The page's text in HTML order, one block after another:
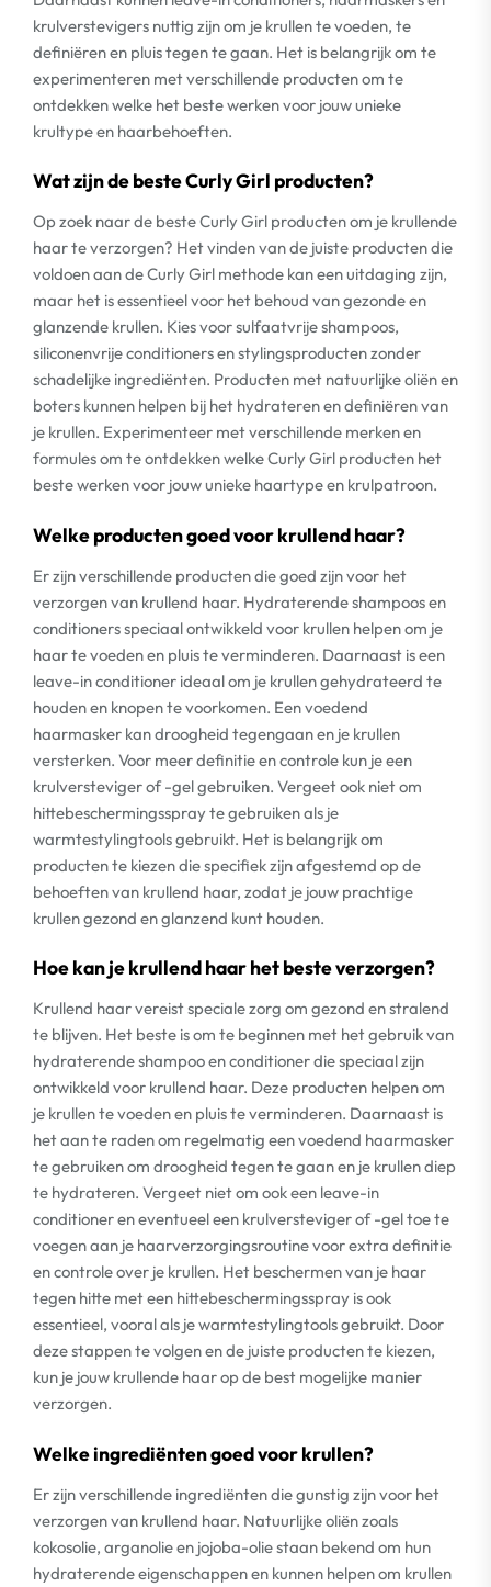
krulverstevigers nuttig zijn om je krullen te voeden, te
definiëren en pluis tegen te gaan. Het is belangrijk om te
experimenteren met verschillende producten om te
ontdekken welke het beste werken voor jouw unieke
krultype en haarbehoeften.
Wat zijn de beste Curly Girl producten?
Op zoek naar de beste Curly Girl producten om je krullende
haar te verzorgen? Het vinden van de juiste producten die
voldoen aan de Curly Girl methode kan een uitdaging zijn,
maar het is essentieel voor het behoud van gezonde en
glanzende krullen. Kies voor sulfaatvrije shampoos,
siliconenvrije conditioners en stylingsproducten zonder
schadelijke ingrediënten. Producten met natuurlijke oliën en
boters kunnen helpen bij het hydrateren en definiëren van
je krullen. Experimenteer met verschillende merken en
formules om te ontdekken welke Curly Girl producten het
beste werken voor jouw unieke haartype en krulpatroon.
Welke producten goed voor krullend haar?
Er zijn verschillende producten die goed zijn voor het
verzorgen van krullend haar. Hydraterende shampoos en
conditioners speciaal ontwikkeld voor krullen helpen om je
haar te voeden en pluis te verminderen. Daarnaast is een
leave-in conditioner ideaal om je krullen gehydrateerd te
houden en knopen te voorkomen. Een voedend
haarmasker kan droogheid tegengaan en je krullen
versterken. Voor meer definitie en controle kun je een
krulversteviger of -gel gebruiken. Vergeet ook niet om
hittebeschermingsspray te gebruiken als je
warmtestylingtools gebruikt. Het is belangrijk om
producten te kiezen die specifiek zijn afgestemd op de
behoeften van krullend haar, zodat je jouw prachtige
krullen gezond en glanzend kunt houden.
Hoe kan je krullend haar het beste verzorgen?
Krullend haar vereist speciale zorg om gezond en stralend
te blijven. Het beste is om te beginnen met het gebruik van
hydraterende shampoo en conditioner die speciaal zijn
ontwikkeld voor krullend haar. Deze producten helpen om
je krullen te voeden en pluis te verminderen. Daarnaast is
het aan te raden om regelmatig een voedend haarmasker
te gebruiken om droogheid tegen te gaan en je krullen diep
te hydrateren. Vergeet niet om ook een leave-in
conditioner en eventueel een krulversteviger of -gel toe te
voegen aan je haarverzorgingsroutine voor extra definitie
en controle over je krullen. Het beschermen van je haar
tegen hitte met een hittebeschermingsspray is ook
essentieel, vooral als je warmtestylingtools gebruikt. Door
deze stappen te volgen en de juiste producten te kiezen,
kun je jouw krullende haar op de best mogelijke manier
verzorgen.
Welke ingrediënten goed voor krullen?
Er zijn verschillende ingrediënten die gunstig zijn voor het
verzorgen van krullend haar. Natuurlijke oliën zoals
kokosolie, arganolie en jojoba-olie staan bekend om hun
hydraterende eigenschappen en kunnen helpen om krullen